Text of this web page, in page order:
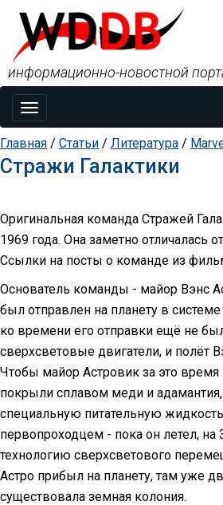
Toggle
navigation
информационно-новостной
Главная / Статьи / Литература /
Стражи Галактики
Оригинальная команда Стражей
1969 года. Она заметно отличалась
Ссылки на посты о команде из
Основатель команды - майор Вэнс
был отправлен на планету в
ко времени его отправки ещё не
сверхсветовые двигатели, и полёт
Чтобы майор Астровик за это время
покрыли сплавом меди и
специальную питательную
первопроходцем - пока он летел, на
технологию сверхсветового
Астро прибыл на планету, там уже
существовала земная колония.